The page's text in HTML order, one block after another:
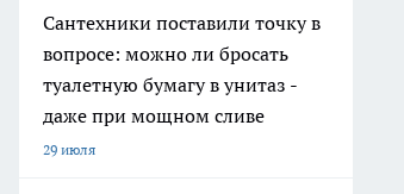
Сантехники поставили точку в
вопросе: можно ли бросать
туалетную бумагу в унитаз -
даже при мощном сливе
29 июля